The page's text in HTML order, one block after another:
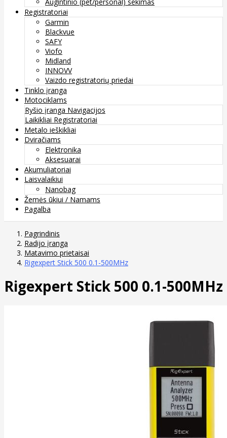
Registratoriai
Garmin
Blackvue
SAFY
Viofo
Midland
INNOVV
Vaizdo registratorių priedai
Tinklo įranga
Motociklams
Ryšio įranga Navigacijos
Laikikliai Registratoriai
Metalo ieškikliai
Dviračiams
Elektronika
Aksesuarai
Akumuliatoriai
Laisvalaikiui
Nanobag
Žemės ūkiui / Namams
Pagalba
Pagrindinis
Radijo įranga
Matavimo prietaisai
Rigexpert Stick 500 0.1-500MHz
Rigexpert Stick 500 0.1-500MHz